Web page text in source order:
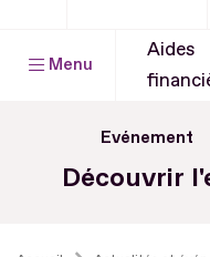
Menu
Aides
Evénement
Découvrir